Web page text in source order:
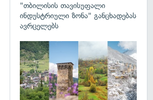
"თბილისის თავისუფალი
ინდუსტრიული ზონა" განცხადებას
ავრცელებს